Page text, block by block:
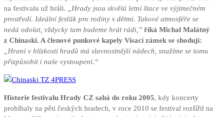
na festivalu už hráli.
„Hrady jsou skvělá letní štace ve výjimečném
prostředí. Ideální fesťák pro rodiny s dětmi. Takové atmosféře se
nedá odolat, vždycky tam budeme hrát rádi,” říká Michal Malátný
z Chinaski. A členové punkové kapely Visací zámek se shodují:
„Hraní v blízkosti hradů má slavnostnější nádech, snažíme se tomu
přizpůsobit i naše vystoupení.“
Historie festivalu Hrady CZ sahá do roku 2005, kdy koncerty
probíhaly na pěti českých hradech, v roce 2010 se festival rozšířil na